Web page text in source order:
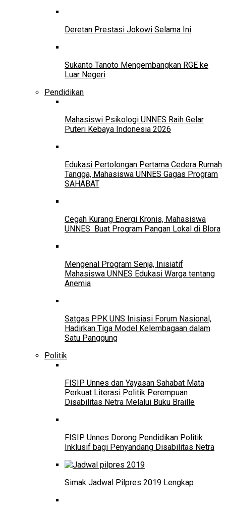
Deretan Prestasi Jokowi Selama Ini
Sukanto Tanoto Mengembangkan RGE ke
Luar Negeri
Pendidikan
Mahasiswi Psikologi UNNES Raih Gelar
Puteri Kebaya Indonesia 2026
Edukasi Pertolongan Pertama Cedera Rumah
Tangga, Mahasiswa UNNES Gagas Program
SAHABAT
Cegah Kurang Energi Kronis, Mahasiswa
UNNES Buat Program Pangan Lokal di Blora
Mengenal Program Senja, Inisiatif
Mahasiswa UNNES Edukasi Warga tentang
Anemia
Satgas PPK UNS Inisiasi Forum Nasional,
Hadirkan Tiga Model Kelembagaan dalam
Satu Panggung
Politik
FISIP Unnes dan Yayasan Sahabat Mata
Perkuat Literasi Politik Perempuan
Disabilitas Netra Melalui Buku Braille
FISIP Unnes Dorong Pendidikan Politik
Inklusif bagi Penyandang Disabilitas Netra
Simak Jadwal Pilpres 2019 Lengkap